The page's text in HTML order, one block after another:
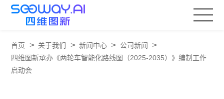
首页 > 关于我们 > 新闻中心 > 公司新闻 >
四维图新承办《两轮车智能化路线图（2025-2035）》编制工作
启动会